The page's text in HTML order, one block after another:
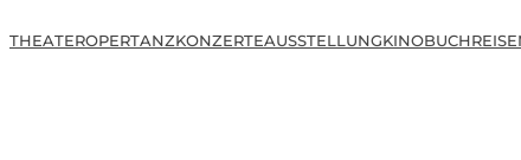
THEATEROPERTANZKONZERTEAUSSTELLUNGKINOBUCH